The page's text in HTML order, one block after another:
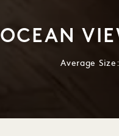
OCEAN
Average